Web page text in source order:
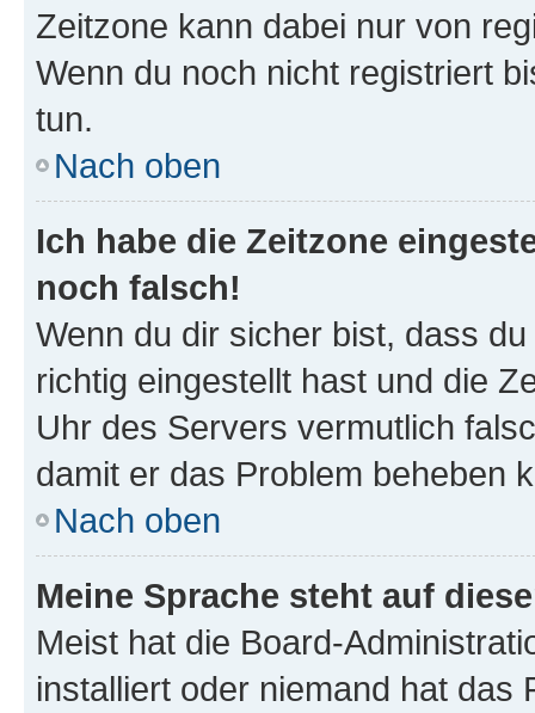
Zeitzone kann dabei nur von
Wenn du noch nicht registriert
tun.
Nach oben
Ich habe die Zeitzone
noch falsch!
Wenn du dir sicher bist, dass
richtig eingestellt hast und die
Uhr des Servers vermutlich
damit er das Problem beheben
Nach oben
Meine Sprache steht auf
Meist hat die Board-
installiert oder niemand hat das